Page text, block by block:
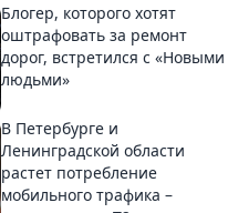
Блогер, которого хотят
оштрафовать за ремонт
дорог, встретился с «Новыми
людьми»
В Петербурге и
Ленинградской области
растет потребление
мобильного трафика –